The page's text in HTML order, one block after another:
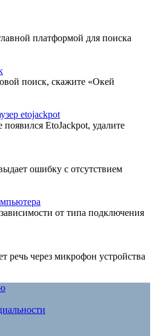
платформой для поиска
поиск, скажите «Окей
etojackpot
EtoJackpot, удалите
ошибку с отсутствием
от типа подключения
речь через микрофон устройства